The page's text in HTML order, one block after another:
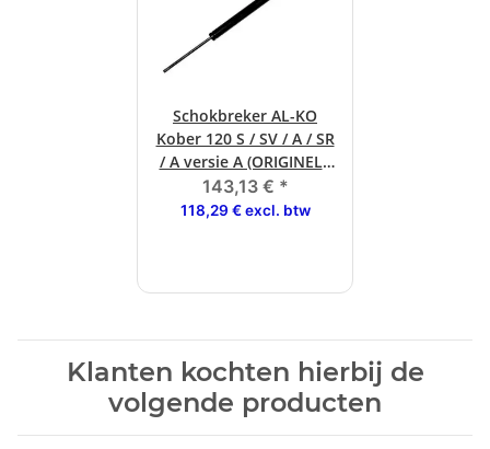
Schokbreker AL-KO
Kober 120 S / SV / A / SR
/ A versie A (ORIGINELE
GOEDEREN)
143,13 € *
118,29 € excl. btw
Klanten kochten hierbij de
volgende producten